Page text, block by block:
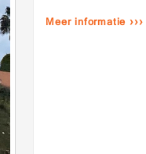
Meer informatie ›››